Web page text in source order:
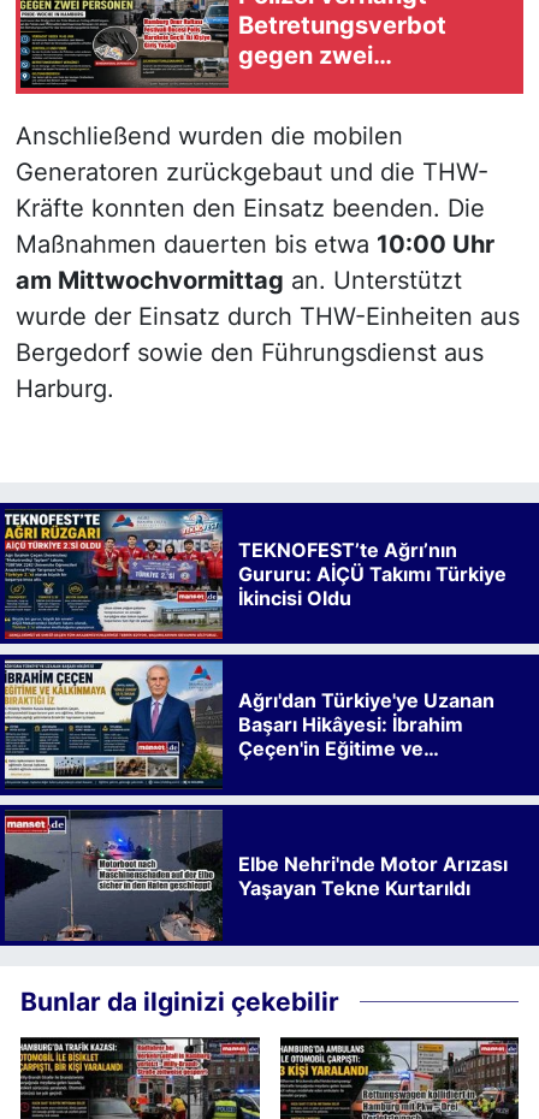
Betretungsverbot
gegen zwei
Hamburg
Anschließend wurden die mobilen
Generatoren zurückgebaut und die THW-
Kräfte konnten den Einsatz beenden. Die
Maßnahmen dauerten bis etwa 10:00 Uhr
am Mittwochvormittag an. Unterstützt
wurde der Einsatz durch THW-Einheiten aus
Bergedorf sowie den Führungsdienst aus
Harburg.
TEKNOFEST’te Ağrı’nın
Gururu: AİÇÜ Takımı Türkiye
İkincisi Oldu
Ağrı'dan Türkiye'ye Uzanan
Başarı Hikâyesi: İbrahim
Çeçen'in Eğitime ve
Elbe Nehri'nde Motor Arızası
Yaşayan Tekne Kurtarıldı
Bunlar da ilginizi çekebilir